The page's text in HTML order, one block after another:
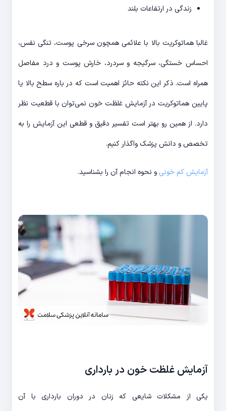
زندگی در ارتفاعات بلند
غالبا هماتوکریت بالا با علائمی همچون سرخی پوست، تنگی نفس،
احساس خستگی، سرگیجه و سردرد، خارش پوست و درد مفاصل
همراه است. ذکر این نکته حائز اهمیت است که در باره سطح بالا یا
پایین هماتوکریت در آزمایش غلظت خون نمی‌توان با قطعیت نظر
دارد. از‌ همین ‌رو بهتر است تفسیر دقیق و قطعی این آزمایش را به
تخصص و دانش پزشک واگذار کنیم.
آزمایش کم خونی و نحوه انجام آن را بشناسید.
آزمایش غلظت خون در بارداری
یکی از مشکلات شایعی که زنان در دوران بارداری با آن